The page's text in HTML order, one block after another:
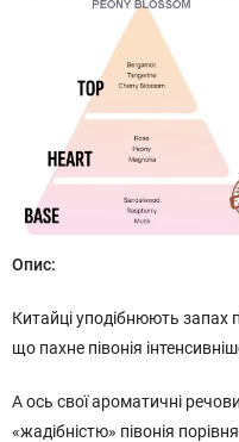
Опис:
Китайці уподібнюють запах
що пахне півонія
А ось свої ароматичні
«жадібністю» півонія